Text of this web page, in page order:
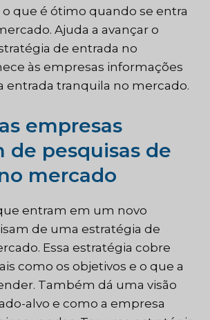
o que é ótimo quando se entra
Ajuda a avançar o
de entrada no
às empresas informações
entrada tranquila no mercado.
empresas
de pesquisas de
mercado
entram em um novo
de uma estratégia de
Essa estratégia cobre
como os objetivos e o que a
Também dá uma visão
alvo e como a empresa